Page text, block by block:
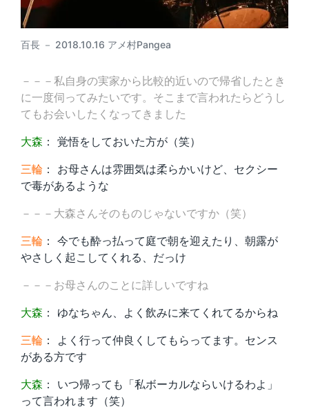
百長 － 2018.10.16 アメ村Pangea
－－－私自身の実家から比較的近いので帰省したとき
に一度伺ってみたいです。そこまで言われたらどうし
てもお会いしたくなってきました
大森 ： 覚悟をしておいた方が（笑）
三輪 ： お母さんは雰囲気は柔らかいけど、セクシー
で毒があるような
－－－大森さんそのものじゃないですか（笑）
三輪 ： 今でも酔っ払って庭で朝を迎えたり、朝露が
やさしく起こしてくれる、だっけ
－－－お母さんのことに詳しいですね
大森 ： ゆなちゃん、よく飲みに来てくれてるからね
三輪 ： よく行って仲良くしてもらってます。センス
がある方です
大森 ： いつ帰っても「私ボーカルならいけるわよ」
って言われます（笑）